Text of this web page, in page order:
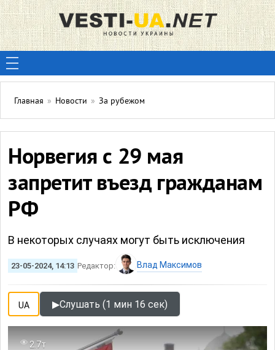
Главная » Новости » За рубежом
Норвегия с 29 мая
запретит въезд гражданам
РФ
В некоторых случаях могут быть исключения
23-05-2024, 14:13 Редактор: Влад Максимов
UA ▶Слушать (1 мин 16 сек)
2.7т